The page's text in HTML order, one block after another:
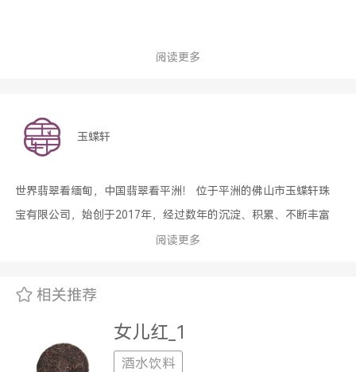
阅读更多
玉蝶轩
世界翡翠看缅甸，中国翡翠看平洲！ 位于平洲的佛山市玉蝶轩珠
宝有限公司，始创于2017年，经过数年的沉淀、积累、不断丰富
着自己的玉器造型和雕琢技术，更赋予了“玉蝶轩”深刻的文化内涵!
念！ 切、磨、琢、做挂件，做摆件，只有想不到，没有做不到!公
营销团队，售后服务团队...... 您所见到的每一件“玉蝶轩”“玥璞”产
品，都是倾注了公司全体员工的精心制作。
阅读更多
相关推荐
女儿红_1
酒水饮料